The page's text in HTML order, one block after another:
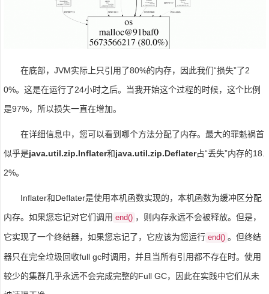
在底部，JVM实际上只引用了80%的内存，因此我们“损失”了2
0%。这是在运行了24小时之后。当我开始这个过程的时候，这个比例
是97%，所以损失一直在增加。
在详细信息中，您可以看到哪个方法分配了内存。最大的罪魁祸首
似乎是java.util.zip.Inflater和java.util.zip.Deflater占“丢失”内存的18.
2%。
Inflater和Deflater是使用本机函数实现的，本机函数为缓冲区分配
内存。如果您忘记对它们调用 end() ，则内存永远不会被释放。但是，
它实现了一个终结器，如果您忘记了，它应该为您运行 end() 。但终结
器只在完全垃圾回收full gc时调用，并且当所有引用都不存在时。使用
较少的集群几乎永远不会完成完整的Full GC，因此在实践中它们从未